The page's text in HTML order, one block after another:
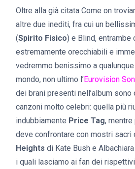
Oltre alla già citata Come on
altre due inediti, fra cui un
(Spirito Fisico) e Blind, entrambe
estremamente orecchiabili e
vedremmo benissimo a
mondo, non ultimo l’Eurovision
dei brani presenti nell’album sono
canzoni molto celebri: quella più
indubbiamente Price Tag,
deve confrontare con mostri sacri
Heights di Kate Bush e
i quali lasciamo ai fan dei